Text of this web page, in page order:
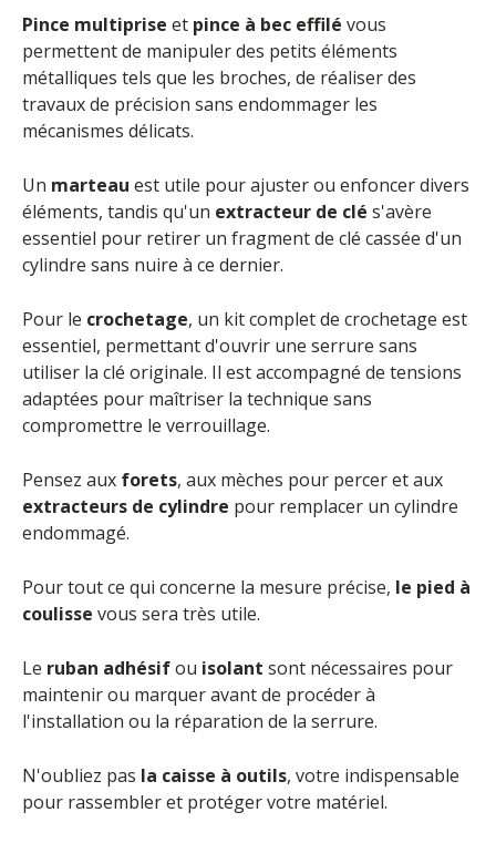
Pince multiprise et pince à bec effilé vous
permettent de manipuler des petits éléments
métalliques tels que les broches, de réaliser des
travaux de précision sans endommager les
mécanismes délicats.
Un marteau est utile pour ajuster ou enfoncer divers
éléments, tandis qu'un extracteur de clé s'avère
essentiel pour retirer un fragment de clé cassée d'un
cylindre sans nuire à ce dernier.
Pour le crochetage, un kit complet de crochetage est
essentiel, permettant d'ouvrir une serrure sans
utiliser la clé originale. Il est accompagné de tensions
adaptées pour maîtriser la technique sans
compromettre le verrouillage.
Pensez aux forets, aux mèches pour percer et aux
extracteurs de cylindre pour remplacer un cylindre
endommagé.
Pour tout ce qui concerne la mesure précise, le pied à
coulisse vous sera très utile.
Le ruban adhésifou isolant sont nécessaires pour
maintenir ou marquer avant de procéder à
l'installation ou la réparation de la serrure.
N'oubliez pas la caisse à outils, votre indispensable
pour rassembler et protéger votre matériel.